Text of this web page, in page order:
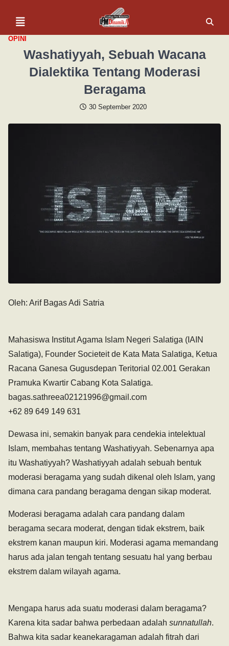
OPINI
Washatiyyah, Sebuah Wacana
Dialektika Tentang Moderasi
Beragama
30 September 2020
Oleh: Arif Bagas Adi Satria
Mahasiswa Institut Agama Islam Negeri Salatiga (IAIN
Salatiga), Founder Societeit de Kata Mata Salatiga, Ketua
Racana Ganesa Gugusdepan Teritorial 02.001 Gerakan
Pramuka Kwartir Cabang Kota Salatiga.
bagas.sathreea02121996@gmail.com
+62 89 649 149 631
Dewasa ini, semakin banyak para cendekia intelektual
Islam, membahas tentang Washatiyyah. Sebenarnya apa
itu Washatiyyah? Washatiyyah adalah sebuah bentuk
moderasi beragama yang sudah dikenal oleh Islam, yang
dimana cara pandang beragama dengan sikap moderat.
Moderasi beragama adalah cara pandang dalam
beragama secara moderat, dengan tidak ekstrem, baik
ekstrem kanan maupun kiri. Moderasi agama memandang
harus ada jalan tengah tentang sesuatu hal yang berbau
ekstrem dalam wilayah agama.
Mengapa harus ada suatu moderasi dalam beragama?
Karena kita sadar bahwa perbedaan adalah sunnatullah.
Bahwa kita sadar keanekaragaman adalah fitrah dari